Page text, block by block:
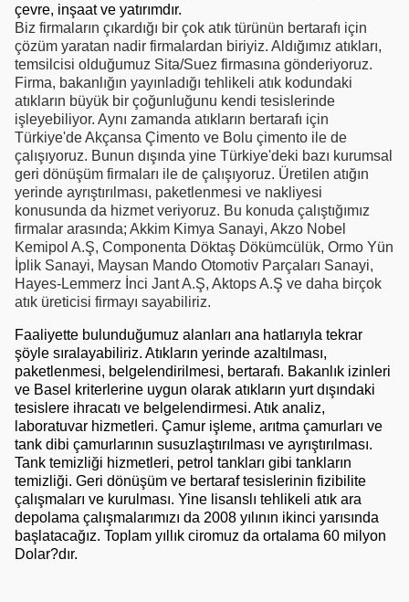
çevre, inşaat ve yatırımdır.
Biz firmaların çıkardığı bir çok atık türünün bertarafı için
çözüm yaratan nadir firmalardan biriyiz. Aldığımız atıkları,
temsilcisi olduğumuz Sita/Suez firmasına gönderiyoruz.
Firma, bakanlığın yayınladığı tehlikeli atık kodundaki
atıkların büyük bir çoğunluğunu kendi tesislerinde
işleyebiliyor. Aynı zamanda atıkların bertarafı için
Türkiye'de Akçansa Çimento ve Bolu çimento ile de
çalışıyoruz. Bunun dışında yine Türkiye'deki bazı kurumsal
geri dönüşüm firmaları ile de çalışıyoruz. Üretilen atığın
yerinde ayrıştırılması, paketlenmesi ve nakliyesi
konusunda da hizmet veriyoruz. Bu konuda çalıştığımız
firmalar arasında; Akkim Kimya Sanayi, Akzo Nobel
Kemipol A.Ş, Componenta Döktaş Dökümcülük, Ormo Yün
İplik Sanayi, Maysan Mando Otomotiv Parçaları Sanayi,
Hayes-Lemmerz İnci Jant A.Ş, Aktops A.Ş ve daha birçok
atık üreticisi firmayı sayabiliriz.
Faaliyette bulunduğumuz alanları ana hatlarıyla tekrar
şöyle sıralayabiliriz. Atıkların yerinde azaltılması,
paketlenmesi, belgelendirilmesi, bertarafı. Bakanlık izinleri
ve Basel kriterlerine uygun olarak atıkların yurt dışındaki
tesislere ihracatı ve belgelendirmesi. Atık analiz,
laboratuvar hizmetleri. Çamur işleme, arıtma çamurları ve
tank dibi çamurlarının susuzlaştırılması ve ayrıştırılması.
Tank temizliği hizmetleri, petrol tankları gibi tankların
temizliği. Geri dönüşüm ve bertaraf tesislerinin fizibilite
çalışmaları ve kurulması. Yine lisanslı tehlikeli atık ara
depolama çalışmalarımızı da 2008 yılının ikinci yarısında
başlatacağız. Toplam yıllık ciromuz da ortalama 60 milyon
Dolar?dır.